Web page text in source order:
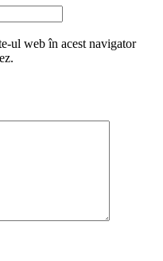
ul web în acest navigator